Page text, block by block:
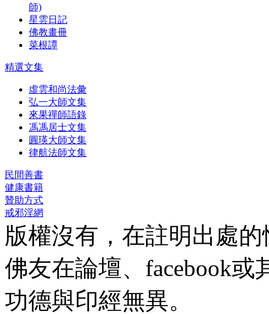
師)
星雲日記
佛教畫冊
菜根譚
精選文集
虛雲和尚法彙
弘一大師文集
來果禪師語錄
馮馮居士文集
圓瑛大師文集
律航法師文集
民間善書
健康書籍
贊助方式
戒邪淫網
版權沒有，在註明出處
佛友在論壇、facebook
功德與印經無異。